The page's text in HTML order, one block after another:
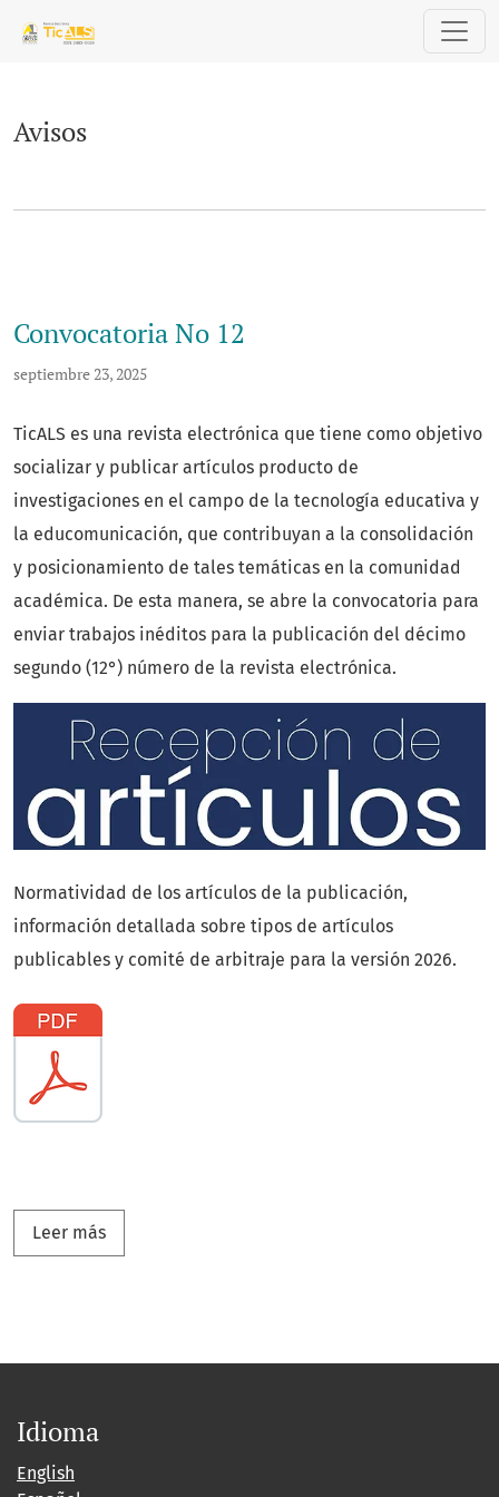
Avisos
Avisos
Convocatoria No 12
septiembre 23, 2025
TicALS es una revista electrónica que tiene como objetivo
socializar y publicar artículos producto de
investigaciones en el campo de la tecnología educativa y
la educomunicación, que contribuyan a la consolidación
y posicionamiento de tales temáticas en la comunidad
académica. De esta manera, se abre la convocatoria para
enviar trabajos inéditos para la publicación del décimo
segundo (12°) número de la revista electrónica.
Normatividad de los artículos de la publicación,
información detallada sobre tipos de artículos
publicables y comité de arbitraje para la versión 2026.
Leer másLeer más acerca de Convocatoria No 12
Idioma
English